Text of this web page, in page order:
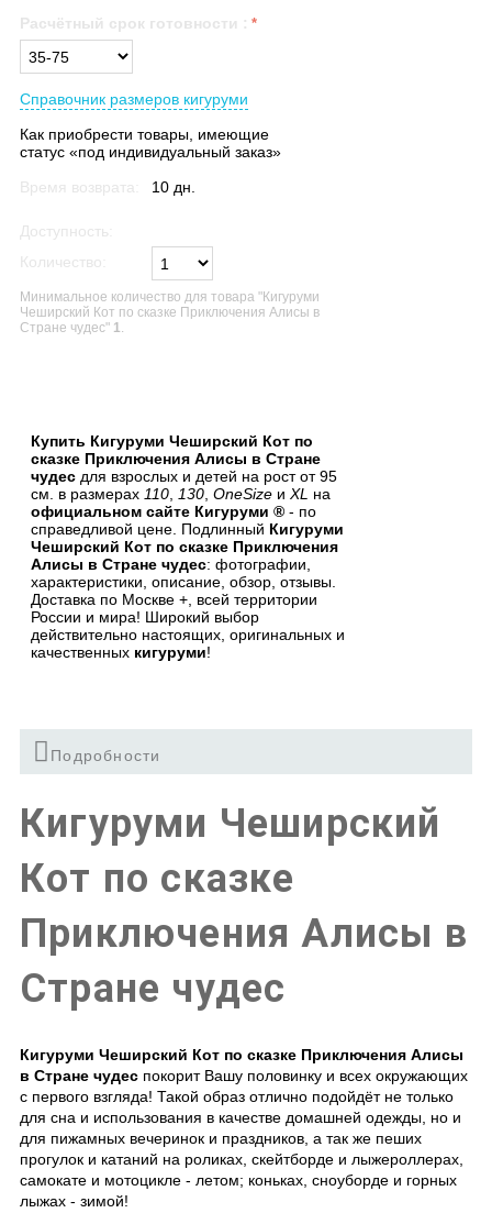
Расчётный срок готовности :
Справочник размеров кигуруми
Как приобрести товары, имеющие
статус «под индивидуальный заказ»
Время возврата:
10 дн.
Доступность:
Количество:
Минимальное количество для товара "Кигуруми
Чеширский Кот по сказке Приключения Алисы в
Стране чудес" 1.
Купить Кигуруми Чеширский Кот по
сказке Приключения Алисы в Стране
чудес для взрослых и детей на рост от 95
см. в размерах 110 130 OneSize и XL на
официальном сайте Кигуруми ® - по
справедливой цене. Подлинный Кигуруми
Чеширский Кот по сказке Приключения
Алисы в Стране чудес: фотографии,
характеристики, описание, обзор, отзывы.
Доставка по Москве +, всей территории
России и мира! Широкий выбор
действительно настоящих, оригинальных и
качественных кигуруми!
Подробности
Кигуруми Чеширский
Кот по сказке
Приключения Алисы в
Стране чудес
Кигуруми Чеширский Кот по сказке Приключения Алисы
в Стране чудес покорит Вашу половинку и всех окружающих
с первого взгляда! Такой образ отлично подойдёт не только
для сна и использования в качестве домашней одежды, но и
для пижамных вечеринок и праздников, а так же пеших
прогулок и катаний на роликах, скейтборде и лыжероллерах,
самокате и мотоцикле - летом; коньках, сноуборде и горных
лыжах - зимой!